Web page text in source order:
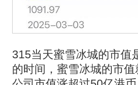
315当天蜜雪冰城的市值
的时间，蜜雪冰城的市